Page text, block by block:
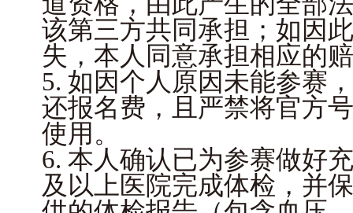
该第三方共同承担；如因
失，本人同意承担相应的
5. 如因个人原因未能参赛
还报名费，且严禁将官方
使用。
6. 本人确认已为参赛做好
及以上医院完成体检，并